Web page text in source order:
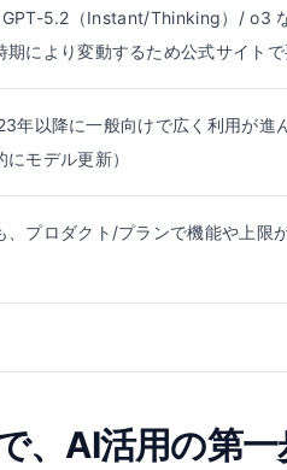
GPT-5.2（Instant/Thinking）/ o3
期により変動するため公式サイトで
年以降に一般向けで広く利用が進
モデル更新）
、プロダクト/プランで機能や上限
、AI活用の第